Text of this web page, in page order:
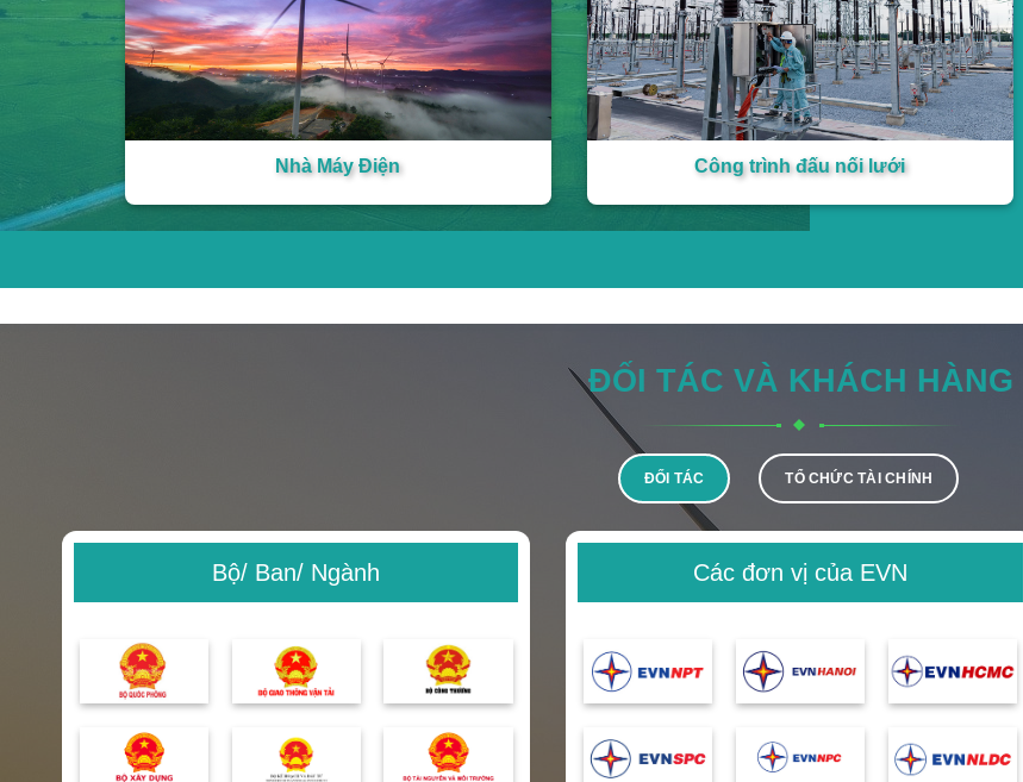
Nhà Máy Điện Công trình đấu nối lưới
ĐỐI TÁC VÀ KHÁCH HÀNG
ĐỐI TÁC TỔ CHỨC TÀI CHÍNH
Bộ/ Ban/ Ngành Các đơn vị của EVN